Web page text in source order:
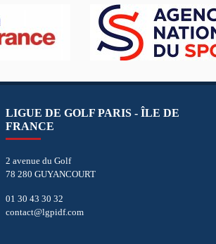
LIGUE DE GOLF PARIS - ÎLE DE
FRANCE
2 avenue du Golf
78 280 GUYANCOURT
01 30 43 30 32
contact@lgpidf.com